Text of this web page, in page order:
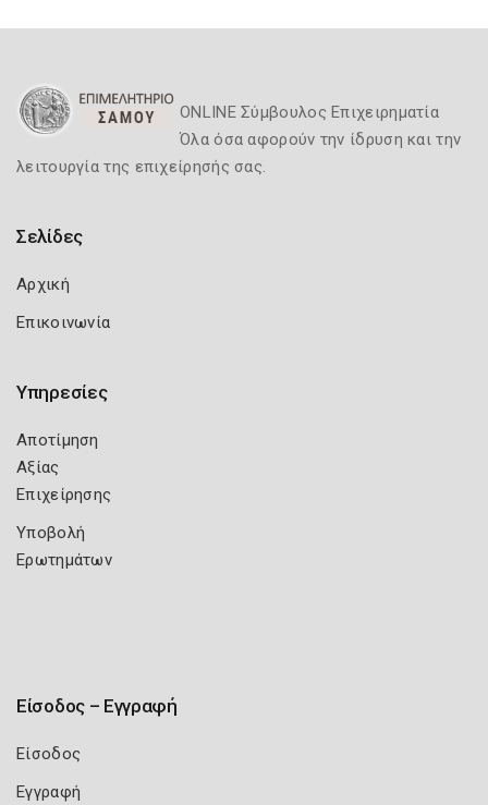
ONLINE Σύμβουλος Επιχειρηματία
Όλα όσα αφορούν την ίδρυση και την
λειτουργία της επιχείρησής σας.
Σελίδες
Αρχική
Επικοινωνία
Υπηρεσίες
Αποτίμηση
Αξίας
Επιχείρησης
Υποβολή
Ερωτημάτων
Είσοδος – Εγγραφή
Είσοδος
Εγγραφή